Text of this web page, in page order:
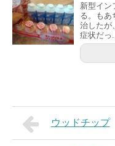
新型イン
る。もあ
治したが
症状だっ...
ウッドチップ